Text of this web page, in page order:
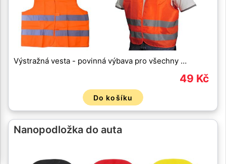
Výstražná vesta - povinná výbava pro všechny …
49 Kč
Do košíku
Nanopodložka do auta